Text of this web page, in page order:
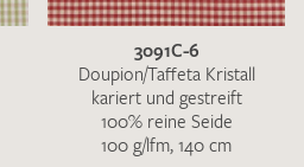
3091C-6
Doupion/Taffeta Kristall
kariert und gestreift
100% reine Seide
100 g/lfm, 140 cm